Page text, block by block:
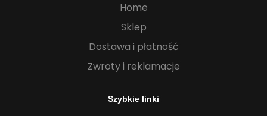
Home
Sklep
Dostawa i płatność
Zwroty i reklamacje
Szybkie linki